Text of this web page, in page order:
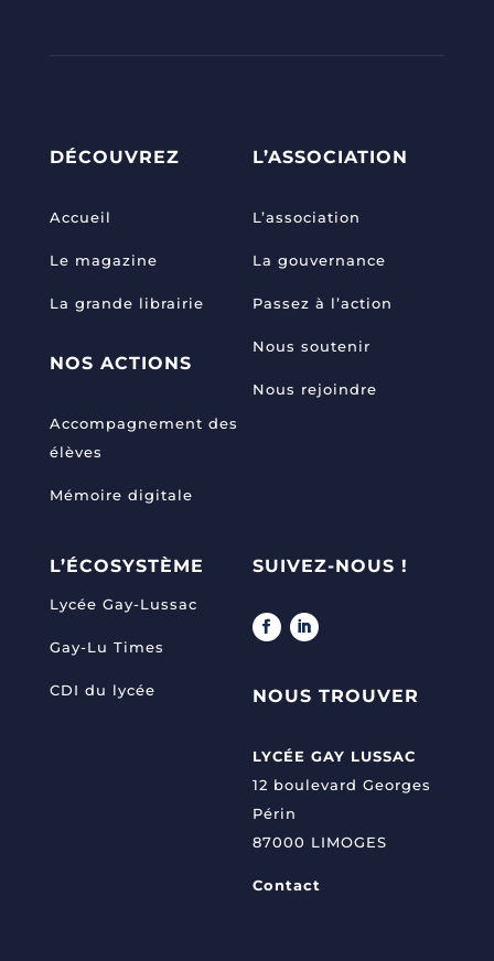
DÉCOUVREZ
Accueil
Le magazine
La grande librairie
NOS ACTIONS
Accompagnement des
élèves
Mémoire digitale
L’ASSOCIATION
L’association
La gouvernance
Passez à l’action
Nous soutenir
Nous rejoindre
L’ÉCOSYSTÈME
Lycée Gay-Lussac
Gay-Lu Times
CDI du lycée
SUIVEZ-NOUS !
NOUS TROUVER
LYCÉE GAY LUSSAC
12 boulevard Georges
Périn
87000 LIMOGES
Contact